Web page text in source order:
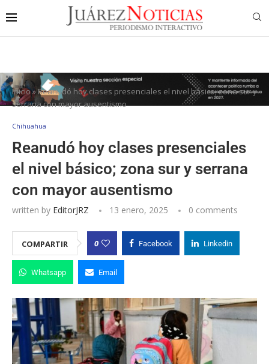
Inicio»Reanudó hoy clases presenciales el nivel básico; zona sur y
serrana con mayor ausentismo
Chihuahua
Reanudó hoy clases presenciales
el nivel básico; zona sur y serrana
con mayor ausentismo
written by EditorJRZ 13 enero, 2025 0 comments
COMPARTIR 0 Facebook Linkedin
Whatsapp Email